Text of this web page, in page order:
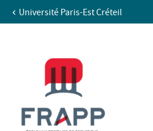
Aller au contenu
Recherche
Université Paris-Est Créteil